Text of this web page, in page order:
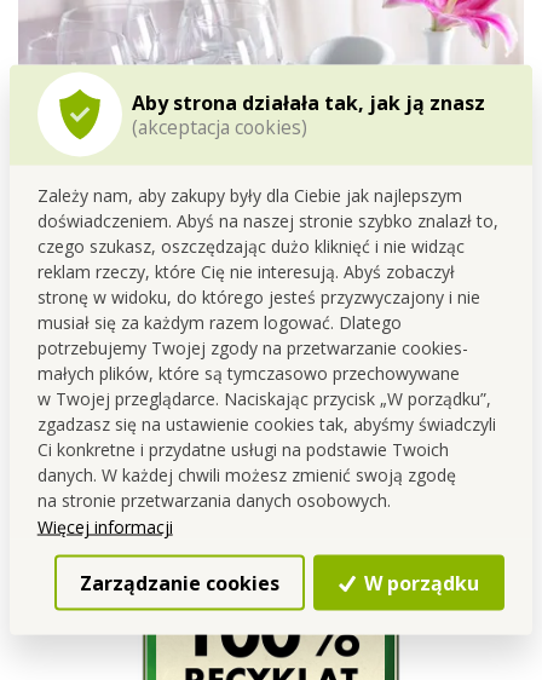
Aby strona działała tak, jak ją znasz
(akceptacja cookies)
Zależy nam, aby zakupy były dla Ciebie jak najlepszym
doświadczeniem. Abyś na naszej stronie szybko znalazł to,
czego szukasz, oszczędzając dużo kliknięć i nie widząc
reklam rzeczy, które Cię nie interesują. Abyś zobaczył
stronę w widoku, do którego jesteś przyzwyczajony i nie
musiał się za każdym razem logować. Dlatego
potrzebujemy Twojej zgody na przetwarzanie cookies-
małych plików, które są tymczasowo przechowywane
w Twojej przeglądarce. Naciskając przycisk „W porządku”,
zgadzasz się na ustawienie cookies tak, abyśmy świadczyli
Ci konkretne i przydatne usługi na podstawie Twoich
danych. W każdej chwili możesz zmienić swoją zgodę
na stronie przetwarzania danych osobowych.
Więcej informacji
Zarządzanie cookies W porządku
Zawiera specjalny składnik, któryzapobiega
powstawaniu zaschniętych kropelekz wody po
wyschnięciu.